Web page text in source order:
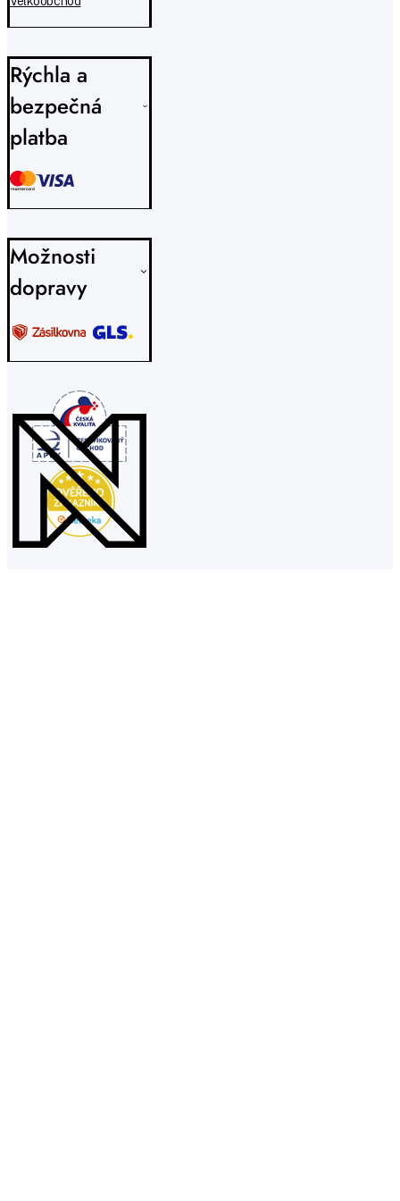
Rýchla a
bezpečná
platba
Možnosti
dopravy